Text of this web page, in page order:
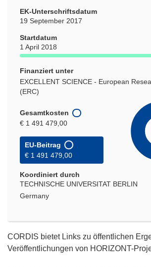
EK-Unterschriftsdatum
19 September 2017
Startdatum
1 April 2018
Finanziert unter
EXCELLENT SCIENCE - European
(ERC)
Gesamtkosten
€ 1 491 479,00
EU-Beitrag
€ 1 491 479,00
Koordiniert durch
TECHNISCHE UNIVERSITAT BERLIN
Germany
CORDIS bietet Links zu öffentlichen
Veröffentlichungen von HORIZONT-